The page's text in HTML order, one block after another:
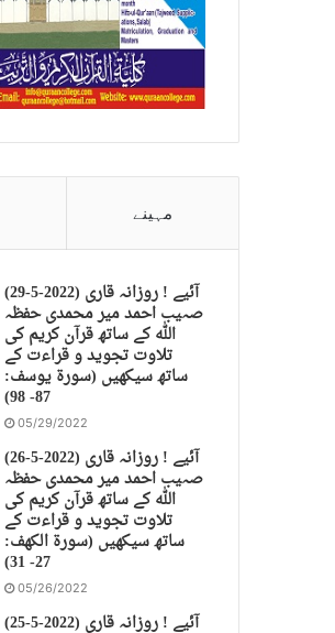
مہینے
(29-5-2022) آئیے ! روزانہ قاری
صہیب احمد میر محمدی حفظہ
اللہ کے ساتھ قرآن کریم کی
تلاوت تجوید و قراءت کے
ساتھ سیکھیں (سورة يوسف:
87- 98)
05/29/2022
(26-5-2022) آئیے ! روزانہ قاری
صہیب احمد میر محمدی حفظہ
اللہ کے ساتھ قرآن کریم کی
تلاوت تجوید و قراءت کے
ساتھ سیکھیں (سورة الكهف:
27- 31)
05/26/2022
(25-5-2022) آئیے ! روزانہ قاری